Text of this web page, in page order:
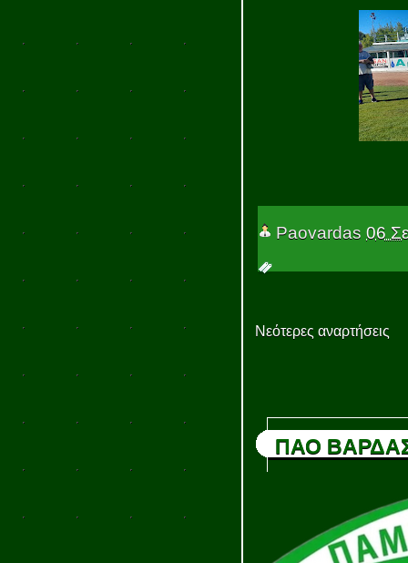
Paovardas 06
Νεότερες αναρτήσεις
ΠΑΟ